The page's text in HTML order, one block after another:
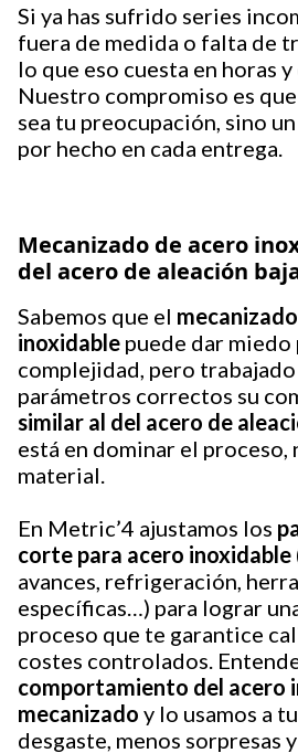
Si ya has sufrido series
fuera de medida o falta de
lo que eso cuesta en horas
Nuestro compromiso es
sea tu preocupación, sino
por hecho en cada entrega.
Mecanizado de acero
del acero de aleación
Sabemos que el
inoxidable puede dar miedo
complejidad, pero
parámetros correctos su
similar al del acero de
está en dominar el proceso,
material.
En Metric’4 ajustamos los
corte para acero inoxidable
avances, refrigeración,
específicas…) para lograr
proceso que te garantice
costes controlados.
comportamiento del acero
mecanizado y lo usamos a
desgaste, menos sorpresas